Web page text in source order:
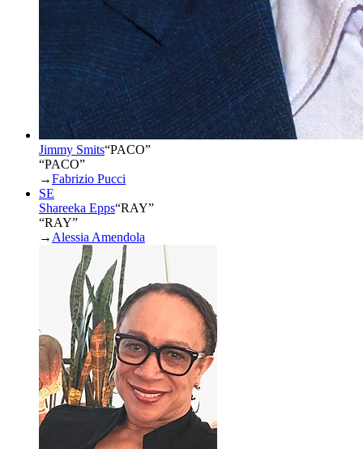
Jimmy Smits“PACO”
“PACO”
→Fabrizio Pucci
SE
Shareeka Epps“RAY”
“RAY”
→ Alessia Amendola